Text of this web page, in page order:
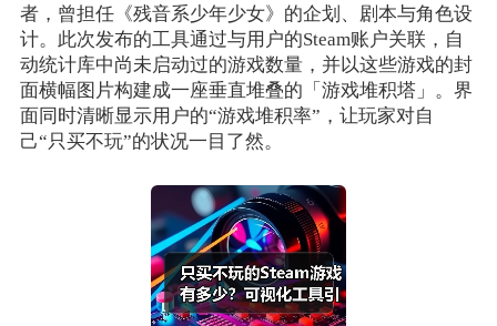
者，曾担任《残音系少年少女》的企划、剧本与角色设
计。此次发布的工具通过与用户的Steam账户关联，自
动统计库中尚未启动过的游戏数量，并以这些游戏的封
面横幅图片构建成一座垂直堆叠的「游戏堆积塔」。界
面同时清晰显示用户的“游戏堆积率”，让玩家对自
己“只买不玩”的状况一目了然。